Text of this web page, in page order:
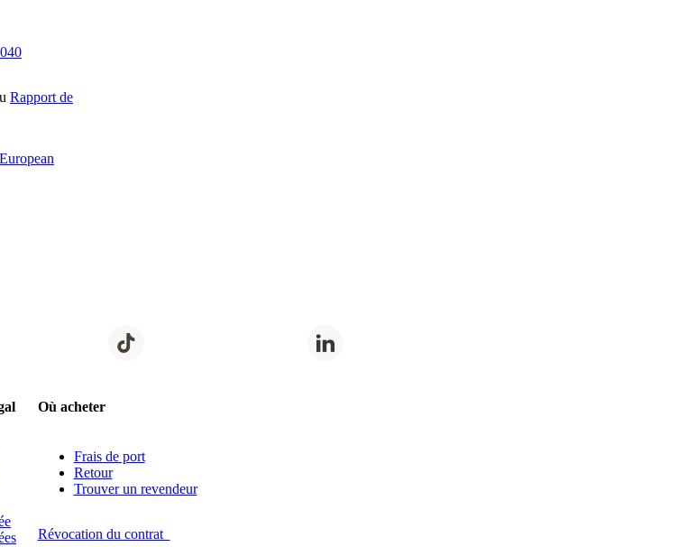
Rapport de
Où acheter
Frais de port
Retour
Trouver un revendeur
Révocation du contrat